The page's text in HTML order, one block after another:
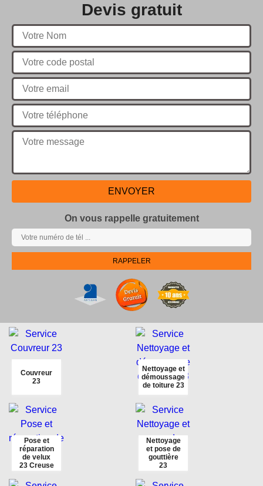
Devis gratuit
On vous rappelle gratuitement
Couvreur
23
Nettoyage et
démoussage
de toiture 23
Pose et
réparation
de velux
23 Creuse
Nettoyage
et pose de
gouttière
23